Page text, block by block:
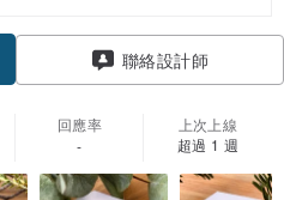
聯絡設計師
回應率
-
上次上線
超過 1 週